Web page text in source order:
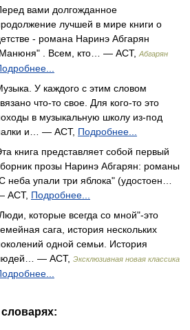
вами долгожданное
лучшей в мире книги о
- романа Наринэ Абгарян
. Всем, кто… — АСТ, Абгарян
У каждого с этим словом
что-то свое. Для кого-то это
в музыкальную школу из-под
и… — АСТ, Подробнее...
книга представляет собой первый
прозы Наринэ Абгарян: романы
неба упали три яблока" (удостоен…
АСТ, Подробнее...
которые всегда со мной"-это
сага, история нескольких
одной семьи. История
— АСТ, Эксклюзивная новая классика